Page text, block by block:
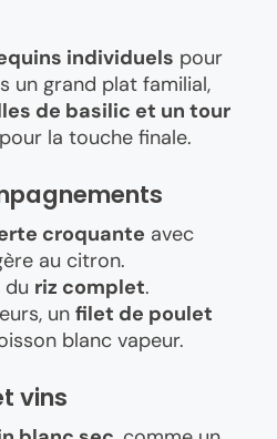
individuels pour
un grand plat familial,
de basilic et un tour
pour la touche finale.
croquante avec
au citron.
du riz complet.
un filet de poulet
blanc vapeur.
vins